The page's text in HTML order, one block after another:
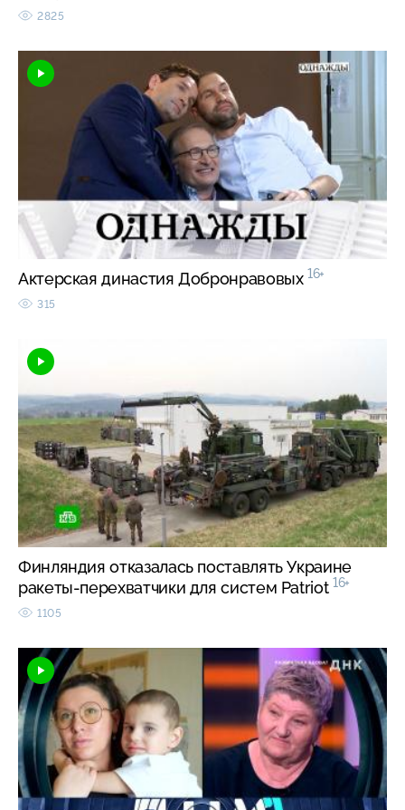
2825
Актерская династия Добронравовых 16+
315
Финляндия отказалась поставлять Украине
ракеты-перехватчики для систем Patriot 16+
1105